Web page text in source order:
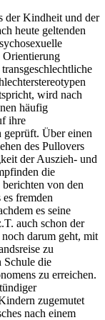
der Kindheit und der
heute geltenden
wird nach
häufig
ihre
geprüft. Über einen
des Pullovers
der Auszieh- und
die
von den
fremden
es seine
auch schon der
darum geht, mit
zu
Schule die
zu erreichen.
zugemutet
nach einem